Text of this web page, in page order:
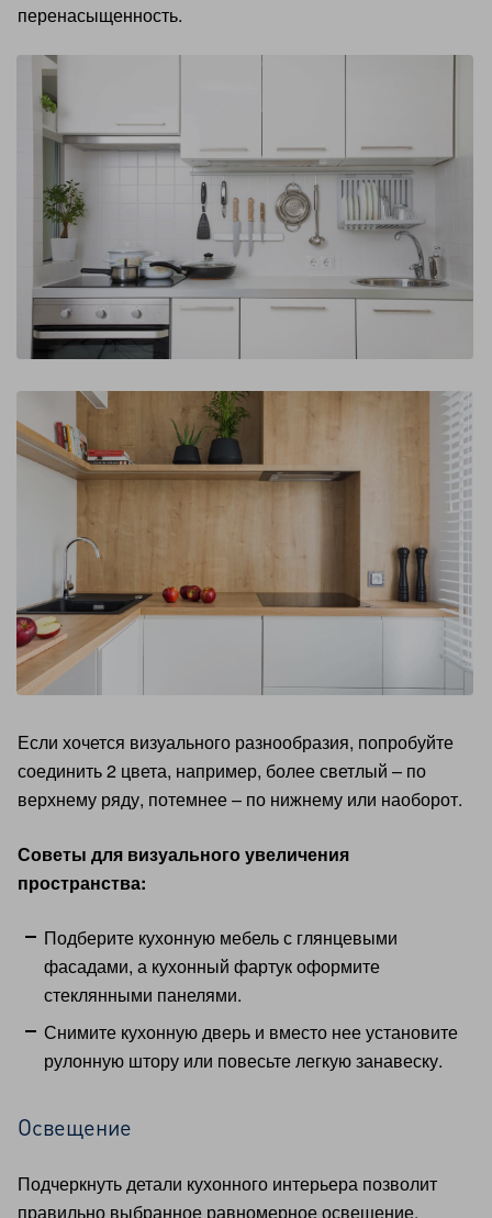
перенасыщенность.
Если хочется визуального разнообразия, попробуйте
соединить 2 цвета, например, более светлый – по
верхнему ряду, потемнее – по нижнему или наоборот.
Советы для визуального увеличения
пространства:
Подберите кухонную мебель с глянцевыми
фасадами, а кухонный фартук оформите
стеклянными панелями.
Снимите кухонную дверь и вместо нее установите
рулонную штору или повесьте легкую занавеску.
Освещение
Подчеркнуть детали кухонного интерьера позволит
правильно выбранное равномерное освещение.